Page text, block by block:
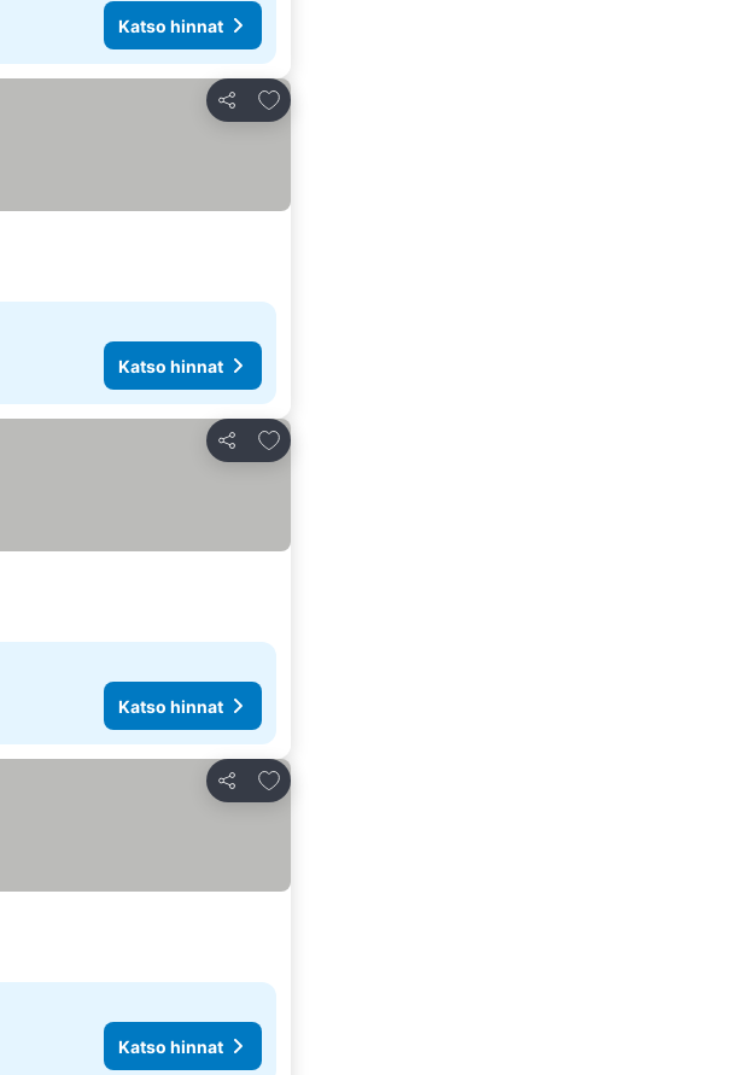
Katso hinnat
Jaa
Lisää suosikkeihin
Katso hinnat
Jaa
Lisää suosikkeihin
Katso hinnat
Jaa
Lisää suosikkeihin
Katso hinnat